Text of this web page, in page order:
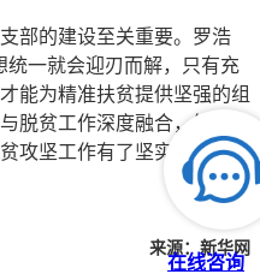
的建设至关重要。罗浩
统一就会迎刃而解，只有充
能为精准扶贫提供坚强的组
脱贫工作深度融合，综合施
攻坚工作有了坚实的组织保
来源：新华网
在线咨询